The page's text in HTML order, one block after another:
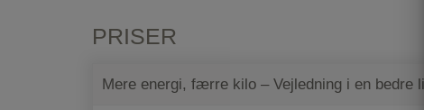
PRISER
Mere energi, færre kilo – Vejledning i en bedre